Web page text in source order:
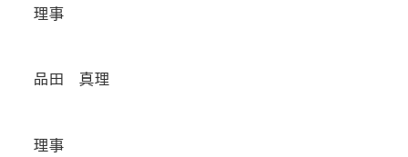
理事
品田 真理
理事